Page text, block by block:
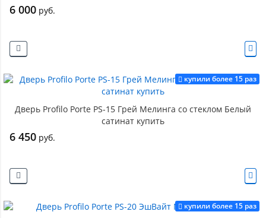
6 000 руб.
купили более 15 раз
Дверь Profilo Porte PS-15 Грей Мелинга со стеклом Белый
сатинат купить
6 450 руб.
купили более 15 раз